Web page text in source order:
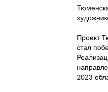
Проект
стал
2023